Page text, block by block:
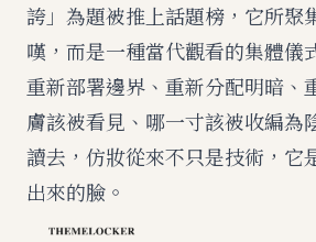
誇」為題被推上話題榜，它所聚
嘆，而是一種當代觀看的集體儀
重新部署邊界、重新分配明暗、
膚該被看見、哪一寸該被收編為
讀去，仿妝從來不只是技術，它
出來的臉。